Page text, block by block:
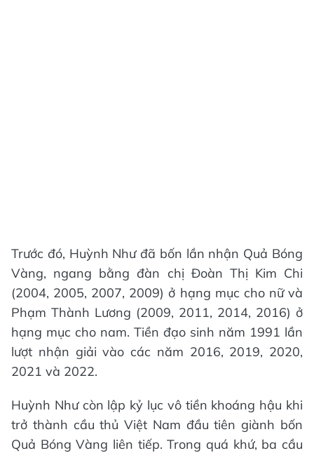
Trước đó, Huỳnh Như đã bốn lần nhận Quả Bóng
Vàng, ngang bằng đàn chị Đoàn Thị Kim Chi
(2004, 2005, 2007, 2009) ở hạng mục cho nữ và
Phạm Thành Lương (2009, 2011, 2014, 2016) ở
hạng mục cho nam. Tiền đạo sinh năm 1991 lần
lượt nhận giải vào các năm 2016, 2019, 2020,
2021 và 2022.
Huỳnh Như còn lập kỷ lục vô tiền khoáng hậu khi
trở thành cầu thủ Việt Nam đầu tiên giành bốn
Quả Bóng Vàng liên tiếp. Trong quá khứ, ba cầu